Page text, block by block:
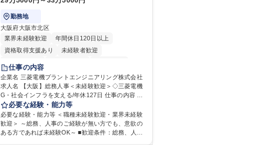
勤務地
大阪府大阪市北区
業界未経験歓迎
年間休日120日以上
資格取得支援あり
未経験者歓迎
住宅手当あり
退職金あり
在宅OK
賞与あり
完全週休2日制
交通費支給
駅近5分以内
土日祝休み
服装自由
寮・社宅あり
食事補助あり
仕事の内容
企業名 三菱電機プラントエンジニアリング株式会社
求人名 【大阪】総務人事＜未経験歓迎＞◇三菱電機
G・社会インフラを支える/年休127日 仕事の内容 総
務・人事領域を中心に、これまでのご経験に応じて
幅広くお任せします。 ＜具体的には＞ ・総務/人事労
務（給与・社保・勤怠管理など） ・採用・教育研修
・福利厚生運用 など ※基本的には事務所勤務です
必要な経験・能力等
必要な経験・能力等 ＜職種未経験歓迎・業界未経験
歓迎＞ ～総務、人事のご経験が無い方でも、意欲の
ある方であれば未経験OK～ ■歓迎条件：総務、人事